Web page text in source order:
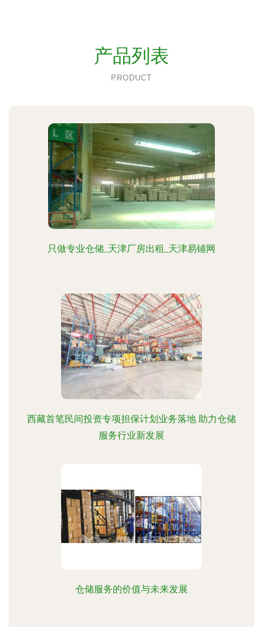
产品列表
PRODUCT
只做专业仓储_天津厂房出租_天津易铺网
西藏首笔民间投资专项担保计划业务落地 助力仓储
服务行业新发展
仓储服务的价值与未来发展